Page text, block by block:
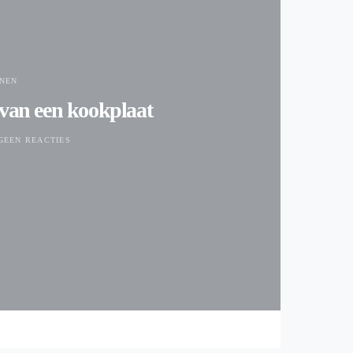
een kookplaat
REACTIES